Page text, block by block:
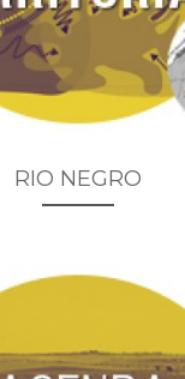
RIO NEGRO